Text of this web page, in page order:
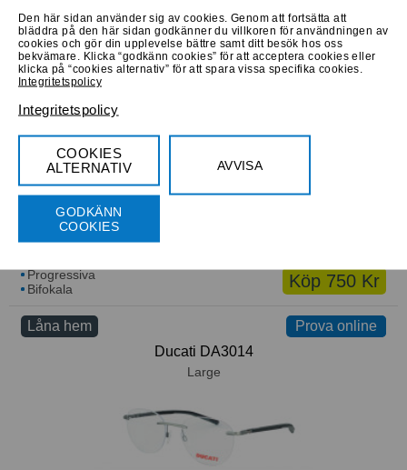
Köp 699 Kr
Progressiva
Bifokala
Låna hem
Köp 750 Kr
Progressiva
Bifokala
Prova online
Prova online
Låna hem
Ducati DA3014
Large
Den här sidan använder sig av cookies. Genom att fortsätta att
bläddra på den här sidan godkänner du villkoren för användningen av
cookies och gör din upplevelse bättre samt ditt besök hos oss
bekvämare. Klicka “godkänn cookies” för att acceptera cookies eller
klicka på “cookies alternativ” för att spara vissa specifika cookies.
Integritetspolicy
Integritetspolicy
COOKIES
ALTERNATIV
AVVISA
GODKÄNN
COOKIES